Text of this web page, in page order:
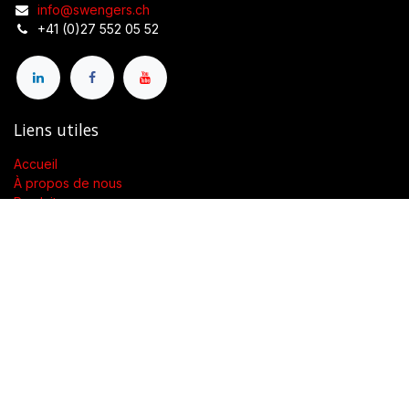
info@swengers.ch
+41 (0)27 552 05 52
Liens utiles
Accueil
À propos de nous
Produits